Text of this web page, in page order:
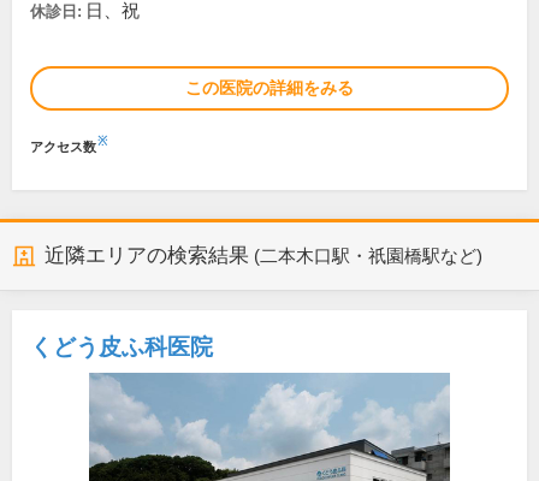
休診日: 日、祝
この医院の詳細をみる
アクセス数※
近隣エリアの検索結果 (二本木口駅・祇園橋駅など)
くどう皮ふ科医院